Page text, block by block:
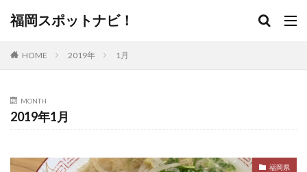
福岡スポットナビ！
HOME 2019年 1月
MONTH
2019年1月
福岡県